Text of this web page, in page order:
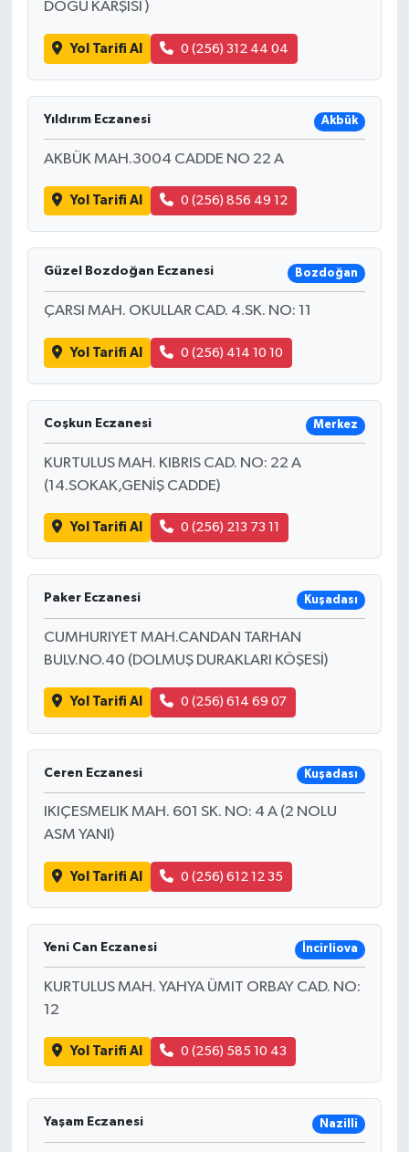
DOĞU KARŞISI )
Yol Tarifi Al 0 (256) 312 44 04
Yıldırım Eczanesi Akbük
AKBÜK MAH.3004 CADDE NO 22 A
Yol Tarifi Al 0 (256) 856 49 12
Güzel Bozdoğan Eczanesi Bozdoğan
ÇARSI MAH. OKULLAR CAD. 4.SK. NO: 11
Yol Tarifi Al 0 (256) 414 10 10
Coşkun Eczanesi Merkez
KURTULUS MAH. KIBRIS CAD. NO: 22 A
(14.SOKAK,GENİŞ CADDE)
Yol Tarifi Al 0 (256) 213 73 11
Paker Eczanesi Kuşadası
CUMHURIYET MAH.CANDAN TARHAN
BULV.NO.40 (DOLMUŞ DURAKLARI KÖŞESİ)
Yol Tarifi Al 0 (256) 614 69 07
Ceren Eczanesi Kuşadası
IKIÇESMELIK MAH. 601 SK. NO: 4 A (2 NOLU
ASM YANI)
Yol Tarifi Al 0 (256) 612 12 35
Yeni Can Eczanesi İncirliova
KURTULUS MAH. YAHYA ÜMIT ORBAY CAD. NO:
12
Yol Tarifi Al 0 (256) 585 10 43
Yaşam Eczanesi Nazilli